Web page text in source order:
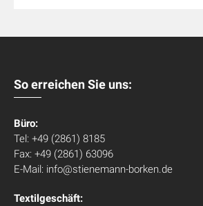
So erreichen Sie uns:
Büro:
Tel: +49 (2861) 8185
Fax: +49 (2861) 63096
E-Mail: info@stienemann-borken.de
Textilgeschäft: